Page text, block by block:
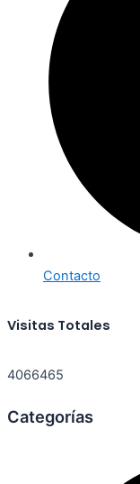
Contacto
Visitas Totales
4066465
Categorías